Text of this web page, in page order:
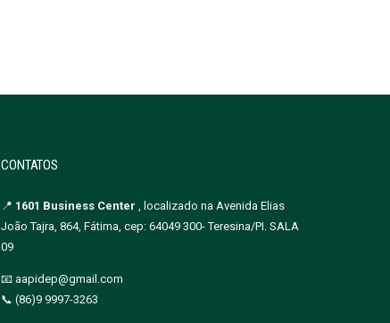
CONTATOS
📍 1601 Business Center , localizado na Avenida Elias
João Tajra, 864, Fátima, cep: 64049 300- Teresina/PI. SALA
09
📧 aapidep@gmail.com
📞 (86)9 9997-3263